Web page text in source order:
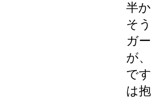
半
そ
ガ
が
で
は